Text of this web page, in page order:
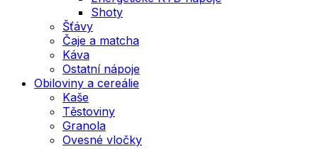
Shoty
Šťávy
Čaje a matcha
Káva
Ostatní nápoje
Obiloviny a cereálie
Kaše
Těstoviny
Granola
Ovesné vločky